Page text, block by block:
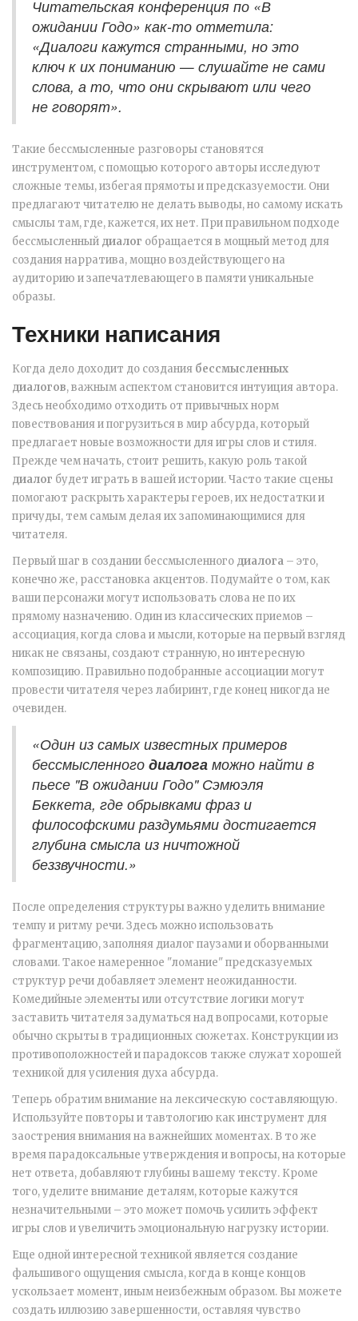
Читательская конференция по «В
ожидании Годо» как-то отметила:
«Диалоги кажутся странными, но это
ключ к их пониманию — слушайте не сами
слова, а то, что они скрывают или чего
не говорят».
Такие бессмысленные разговоры становятся
инструментом, с помощью которого авторы исследуют
сложные темы, избегая прямоты и предсказуемости. Они
предлагают читателю не делать выводы, но самому искать
смыслы там, где, кажется, их нет. При правильном подходе
бессмысленный диалог обращается в мощный метод для
создания нарратива, мощно воздействующего на
аудиторию и запечатлевающего в памяти уникальные
образы.
Техники написания
Когда дело доходит до создания бессмысленных
диалогов, важным аспектом становится интуиция автора.
Здесь необходимо отходить от привычных норм
повествования и погрузиться в мир абсурда, который
предлагает новые возможности для игры слов и стиля.
Прежде чем начать, стоит решить, какую роль такой
диалог будет играть в вашей истории. Часто такие сцены
помогают раскрыть характеры героев, их недостатки и
причуды, тем самым делая их запоминающимися для
читателя.
Первый шаг в создании бессмысленного диалога – это,
конечно же, расстановка акцентов. Подумайте о том, как
ваши персонажи могут использовать слова не по их
прямому назначению. Один из классических приемов –
ассоциация, когда слова и мысли, которые на первый взгляд
никак не связаны, создают странную, но интересную
композицию. Правильно подобранные ассоциации могут
провести читателя через лабиринт, где конец никогда не
очевиден.
«Один из самых известных примеров
бессмысленного диалога можно найти в
пьесе "В ожидании Годо" Сэмюэля
Беккета, где обрывками фраз и
философскими раздумьями достигается
глубина смысла из ничтожной
беззвучности.»
После определения структуры важно уделить внимание
темпу и ритму речи. Здесь можно использовать
фрагментацию, заполняя диалог паузами и оборванными
словами. Такое намеренное "ломание" предсказуемых
структур речи добавляет элемент неожиданности.
Комедийные элементы или отсутствие логики могут
заставить читателя задуматься над вопросами, которые
обычно скрыты в традиционных сюжетах. Конструкции из
противоположностей и парадоксов также служат хорошей
техникой для усиления духа абсурда.
Теперь обратим внимание на лексическую составляющую.
Используйте повторы и тавтологию как инструмент для
заострения внимания на важнейших моментах. В то же
время парадоксальные утверждения и вопросы, на которые
нет ответа, добавляют глубины вашему тексту. Кроме
того, уделите внимание деталям, которые кажутся
незначительными – это может помочь усилить эффект
игры слов и увеличить эмоциональную нагрузку истории.
Еще одной интересной техникой является создание
фальшивого ощущения смысла, когда в конце концов
ускользает момент, иным неизбежным образом. Вы можете
создать иллюзию завершенности, оставляя чувство